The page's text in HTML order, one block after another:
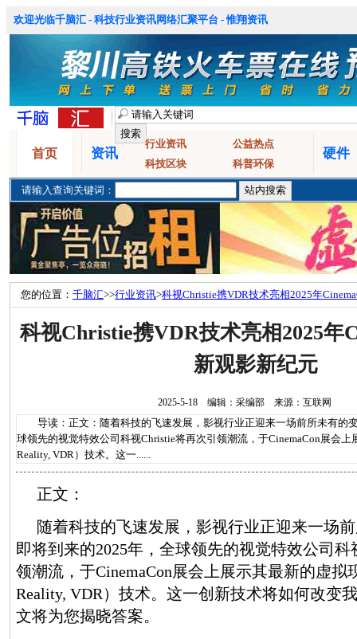
欢迎光临千脑汇 - 科技行业资讯网络汇聚平台 - 惟翔资讯
首页 资讯
行业资讯
公益热点
科技区块
科普环保
硬件
请输入查询关键词：
您的位置： 千脑汇>>行业资讯>科视Christie携VDR技术亮相2025年
科视Christie携VDR技术亮相2025年
新观影新纪元
2025-5-18 编辑：采编部 来源：互联网
导读：正文：随着科技的飞速发展，影视行业正迎来一场前所未有的
球领先的视觉特效公司科视Christie将再次引领潮流，于CinemaCon展会
Reality, VDR）技术。这一......
正文：
随着科技的飞速发展，影视行业正迎来一场
即将到来的2025年，全球领先的视觉特效公司科
领潮流，于CinemaCon展会上展示其最新的虚拟
Reality, VDR）技术。这一创新技术将如何改变
文将为您揭晓答案。